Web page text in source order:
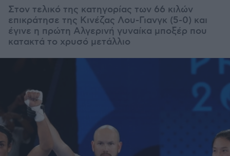
Στον τελικό της κατηγορίας των 66 κιλών
επικράτησε της Κινέζας Λου-Γιανγκ (5-0) και
έγινε η πρώτη Αλγερινή γυναίκα μποξέρ που
κατακτά το χρυσό μετάλλιο